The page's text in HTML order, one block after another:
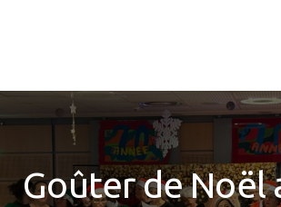
navigation
principale
principal
barre
latérale
principale
Goûter de Noël